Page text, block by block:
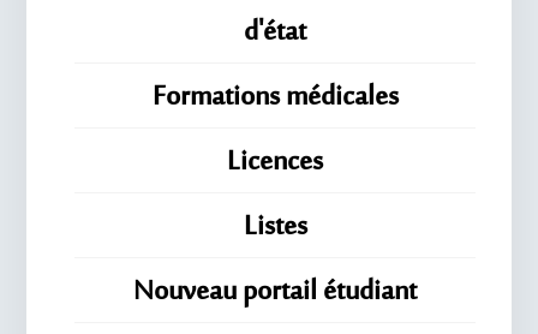
d'état
Formations médicales
Licences
Listes
Nouveau portail étudiant